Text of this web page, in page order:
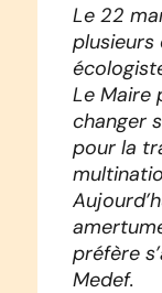
Le 22
plusieurs
Le Maire
changer
pour la
préfère
Medef.